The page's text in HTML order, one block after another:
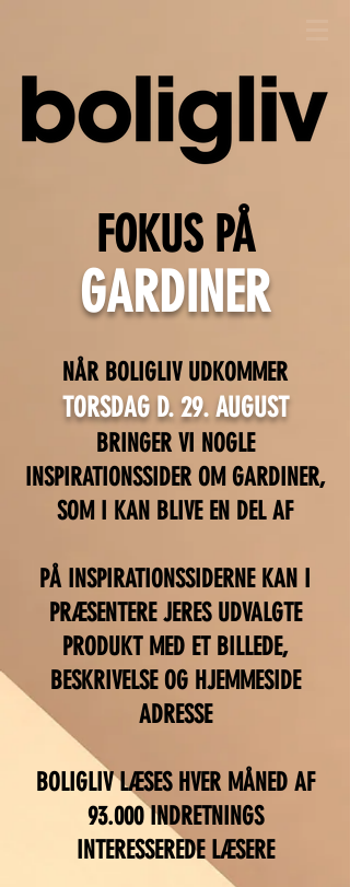
FOKUS PÅ
GARDINER
NÅR BOLIGLIV UDKOMMER
TORSDAG D. 29. AUGUST
BRINGER VI NOGLE
INSPIRATIONSSIDER OM GARDINER,
SOM I KAN BLIVE EN DEL AF​
PÅ INSPIRATIONSSIDERNE KAN I
PRÆSENTERE JERES UDVALGTE
PRODUKT M ED ET BILLEDE,
BESKRIVELSE OG HJEMMESIDE
ADRESSE
BOLIGLIV LÆSES HVER MÅNED AF
93.000 INDRETNINGS
INTERESSEREDE LÆSERE